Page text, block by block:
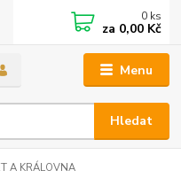
Menu
Hledat
0 ks
za 0,00 Kč
A KRÁLOVNA